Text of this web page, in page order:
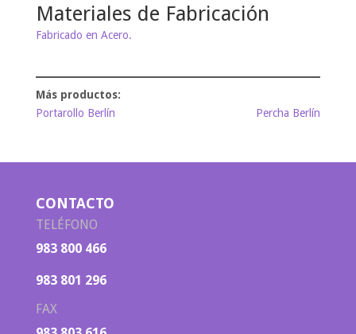
Materiales de Fabricación
Fabricado en Acero.
Portarollo Berlín Percha Berlín
CONTACTO
TELÉFONO
983 800 466
983 801 296
FAX